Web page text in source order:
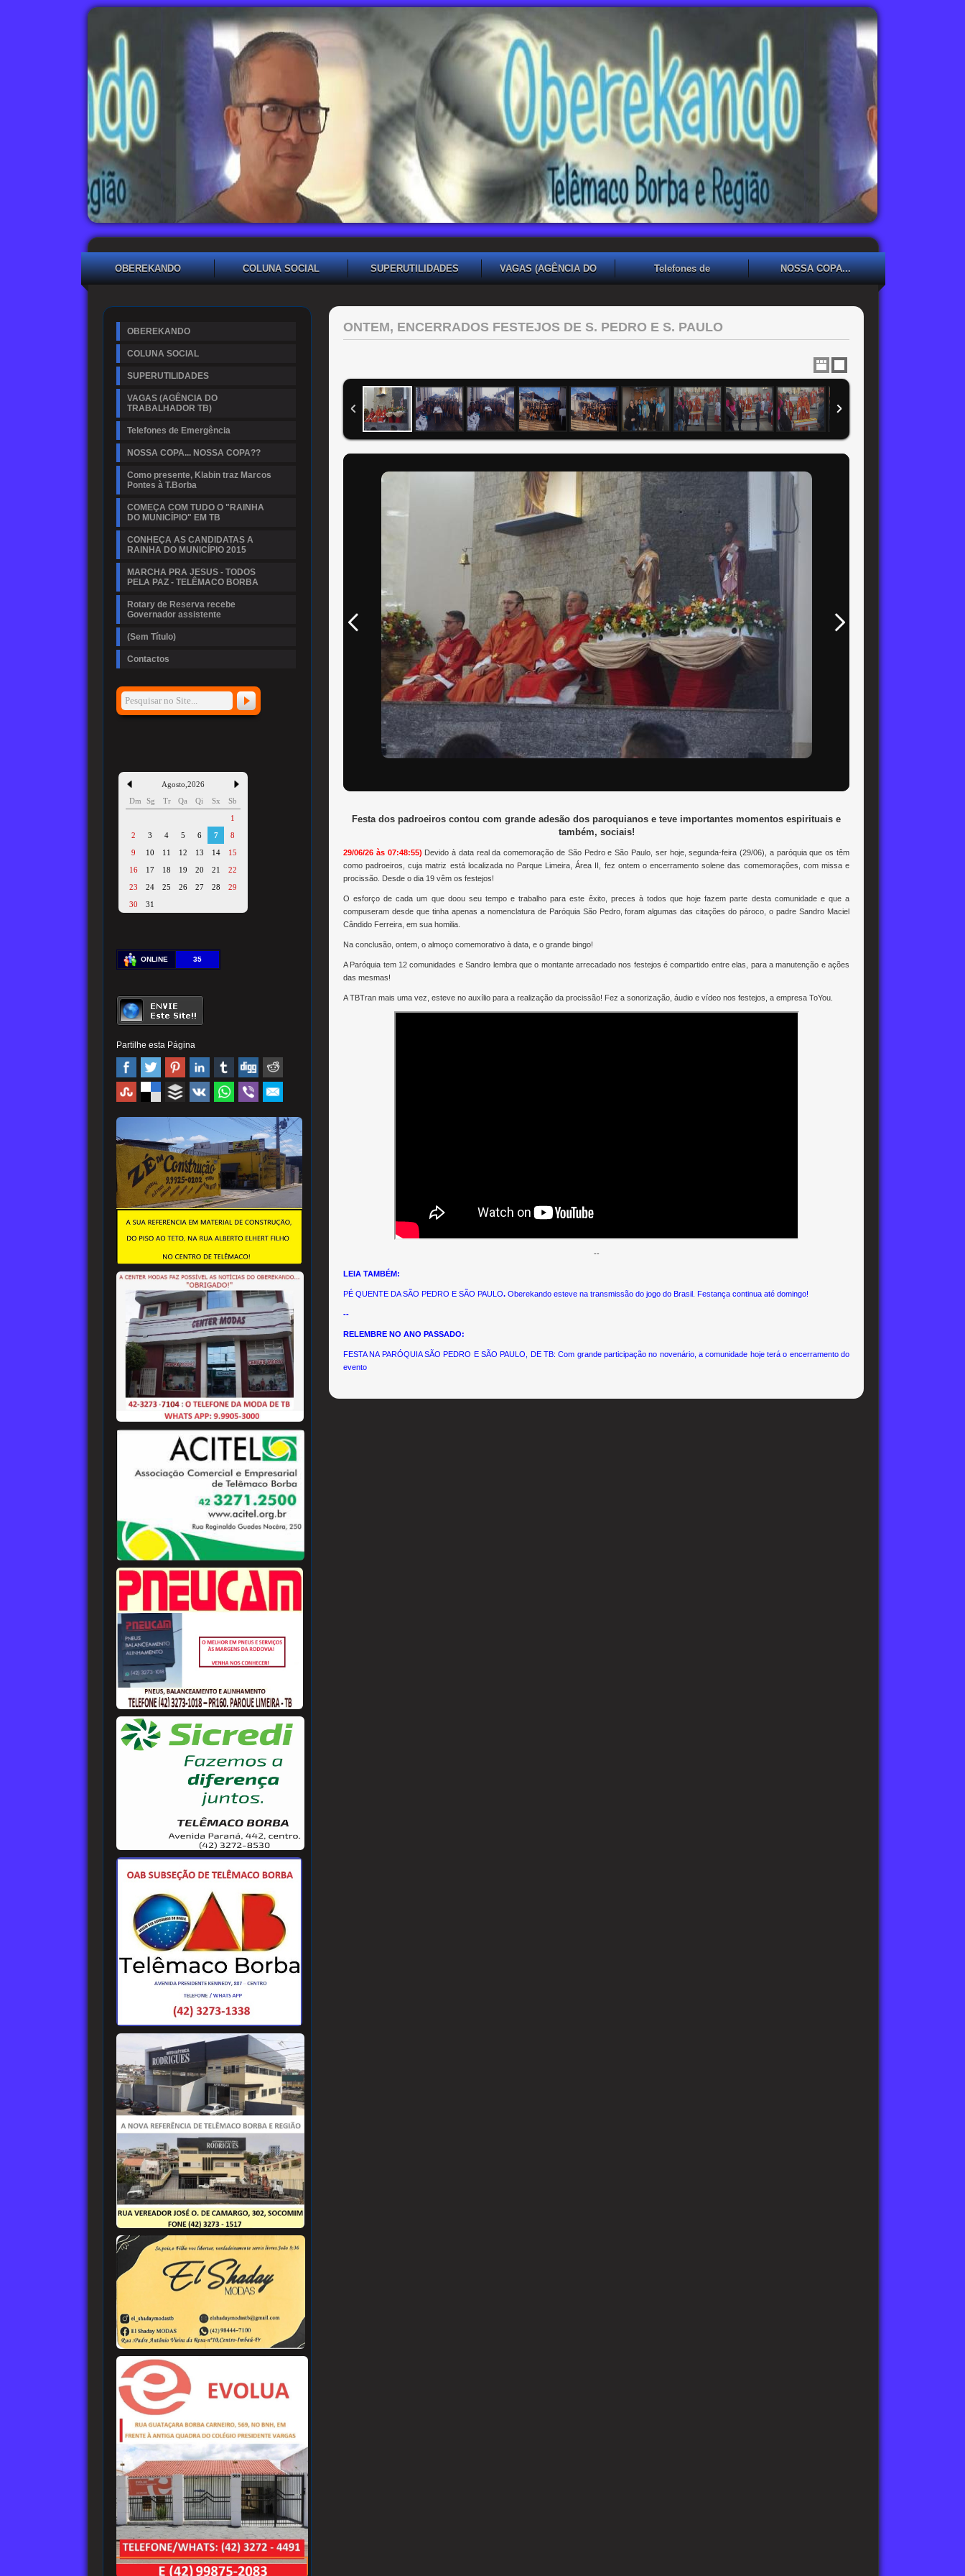
OBEREKANDO COLUNA SOCIAL SUPERUTILIDADES
VAGAS (AGÊNCIA DO
Telefones de
NOSSA COPA...
OBEREKANDO
COLUNA SOCIAL
SUPERUTILIDADES
VAGAS (AGÊNCIA DO
TRABALHADOR TB)
Telefones de Emergência
NOSSA COPA... NOSSA COPA??
Como presente, Klabin traz Marcos
Pontes à T.Borba
COMEÇA COM TUDO O "RAINHA
DO MUNICÍPIO" EM TB
CONHEÇA AS CANDIDATAS A
RAINHA DO MUNICÍPIO 2015
MARCHA PRA JESUS - TODOS
PELA PAZ - TELÊMACO BORBA
Rotary de Reserva recebe
Governador assistente
(Sem Título)
Contactos
Agosto 2026
Dm
Sg Tr Qa Qi Sx
Sb
1
2
3 4 5 6 7
8
9
10 11 12 13 14
15
16
17 18 19 20 21
22
23
24 25 26 27 28
29
30
31
ONLINE 35
Partilhe esta Página
ONTEM, ENCERRADOS FESTEJOS DE S. PEDRO E S. PAULO
Festa dos padroeiros contou com grande adesão dos paroquianos e teve importantes momentos espirituais e
também, sociais!
29/06/26 às 07:48:55) Devido à data real da comemoração de São Pedro e São Paulo, ser hoje, segunda-feira (29/06), a paróquia que os têm
como padroeiros, cuja matriz está localizada no Parque Limeira, Área II, fez ontem o encerramento solene das comemorações, com missa e
procissão. Desde o dia 19 vêm os festejos!
O esforço de cada um que doou seu tempo e trabalho para este êxito, preces à todos que hoje fazem parte desta comunidade e que a
compuseram desde que tinha apenas a nomenclatura de Paróquia São Pedro, foram algumas das citações do pároco, o padre Sandro Maciel
Cândido Ferreira, em sua homilia.
Na conclusão, ontem, o almoço comemorativo à data, e o grande bingo!
A Paróquia tem 12 comunidades e Sandro lembra que o montante arrecadado nos festejos é compartido entre elas, para a manutenção e ações
das mesmas!
A TBTran mais uma vez, esteve no auxílio para a realização da procissão! Fez a sonorização, áudio e vídeo nos festejos, a empresa ToYou.
--
LEIA TAMBÉM:
PÉ QUENTE DA SÃO PEDRO E SÃO PAULO. Oberekando esteve na transmissão do jogo do Brasil. Festança continua até domingo!
--
RELEMBRE NO ANO PASSADO:
FESTA NA PARÓQUIA SÃO PEDRO E SÃO PAULO, DE TB: Com grande participação no novenário, a comunidade hoje terá o encerramento do
evento